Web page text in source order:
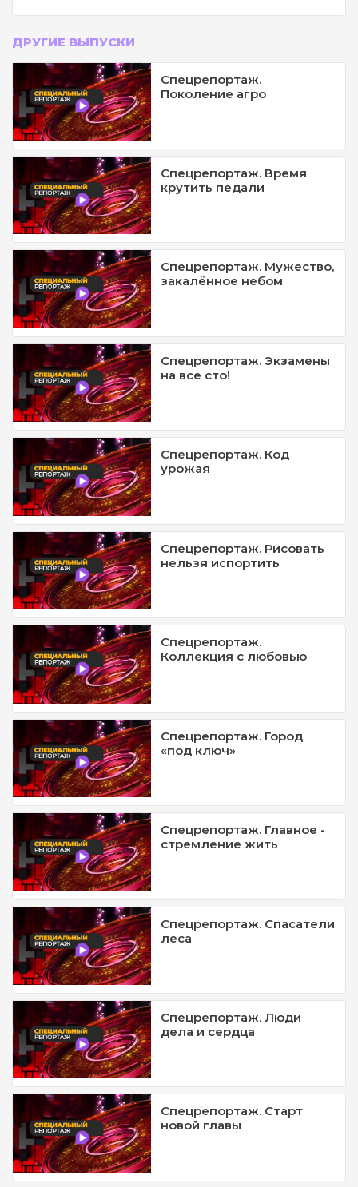
ДРУГИЕ ВЫПУСКИ
Спецрепортаж.
Поколение агро
Спецрепортаж. Время
крутить педали
Спецрепортаж. Мужество,
закалённое небом
Спецрепортаж. Экзамены
на все сто!
Спецрепортаж. Код
урожая
Спецрепортаж. Рисовать
нельзя испортить
Спецрепортаж.
Коллекция с любовью
Спецрепортаж. Город
«под ключ»
Спецрепортаж. Главное -
стремление жить
Спецрепортаж. Спасатели
леса
Спецрепортаж. Люди
дела и сердца
Спецрепортаж. Старт
новой главы